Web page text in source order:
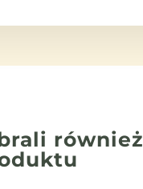
również